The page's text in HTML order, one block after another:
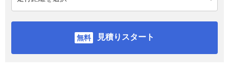
見積りスタート